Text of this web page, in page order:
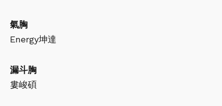
氣胸
Energy坤達
漏斗胸
婁峻碩